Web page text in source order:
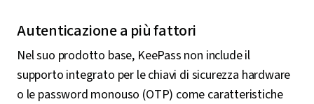
Autenticazione a più fattori
Nel suo prodotto base, KeePass non include il
supporto integrato per le chiavi di sicurezza hardware
o le password monouso (OTP) come caratteristiche